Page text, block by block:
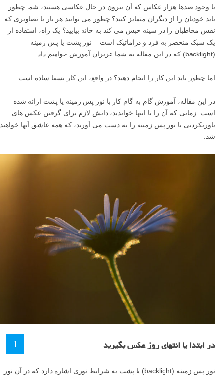
با وجود صدها هزار عکاس که آن بیرون در حال عکاسی هستند، شما چطور
باید خودتان را از دیگران متمایز کنید؟ چطور می توانید هر بار با تصاویری که
نفس مخاطبان را در سینه حبس می کند به خانه بیایید؟ یک راه، استفاده از
یک سبک منحصر به فرد و دراماتیک است – نور پشت یا پس زمینه
(backlight) که در این مقاله به شما عزیزان آموزش خواهیم داد.
اما چطور باید این کار را انجام دهید؟ در واقع، این کار نسبتا ساده است.
در این مقاله، آموزش گام به گام کار با نور پس زمینه یا پشت ارائه شده
است. زمانی که آن را تا انتها خواندید، دانش لازم برای گرفتن عکس های
باورنکردنی با نور پس زمینه را به دست می آورید، که همه عاشق آنها خواهند
شد.
۱ در ابتدا یا انتهای روز عکس بگیرید
نور پس زمینه (backlight) یا پشت به شرایط نوری اشاره دارد که در آن نور